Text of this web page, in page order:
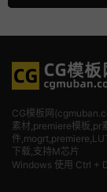
CG模板网
素材 ,premiere模板,pr
件
下载,支持M芯片
Windows 使用 Ctrl +